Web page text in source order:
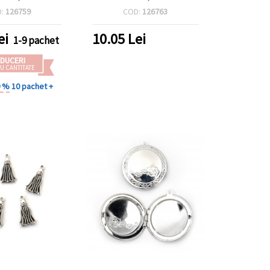
– set 10 buc.
126759
1-9 pachet
CANTITATE
%10 pachet +
mm, culoare bronz
COD: 126763
10.05Lei